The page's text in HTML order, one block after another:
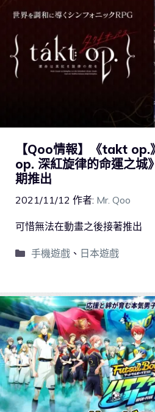
【Qoo情報】《takt
op. 深紅旋律的命運之城
期推出
2021/11/12 作者: Mr. Qoo
可惜無法在動畫之後接著推出
手機遊戲、 日本遊戲